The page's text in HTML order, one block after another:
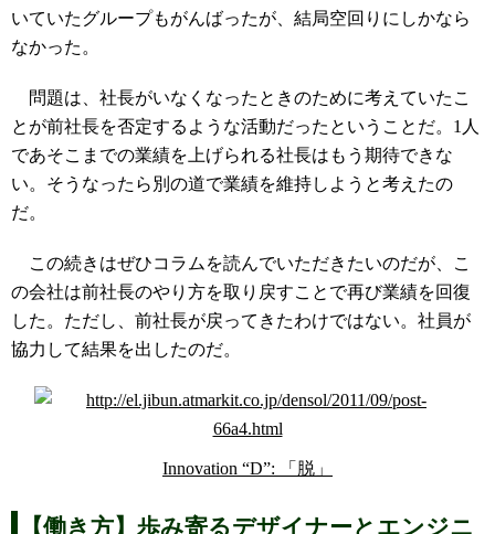
いていたグループもがんばったが、結局空回りにしかなら
なかった。
問題は、社長がいなくなったときのために考えていたこ
とが前社長を否定するような活動だったということだ。1人
であそこまでの業績を上げられる社長はもう期待できな
い。そうなったら別の道で業績を維持しようと考えたの
だ。
この続きはぜひコラムを読んでいただきたいのだが、こ
の会社は前社長のやり方を取り戻すことで再び業績を回復
した。ただし、前社長が戻ってきたわけではない。社員が
協力して結果を出したのだ。
Innovation “D”: 「脱」
【働き方】歩み寄るデザイナーとエンジニ